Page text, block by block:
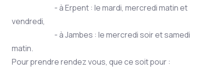
- à Erpent : le mardi, mercredi matin et
vendredi,
- à Jambes : le mercredi soir et samedi
matin.
Pour prendre rendez vous, que ce soit pour :